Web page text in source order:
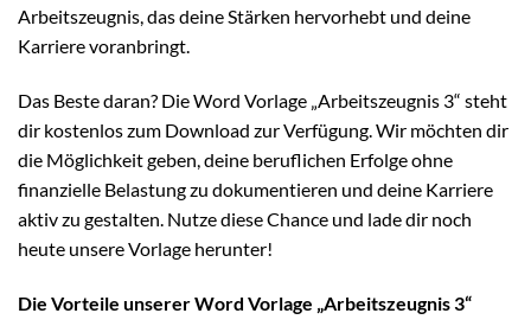
Arbeitszeugnis, das deine Stärken hervorhebt und deine
Karriere voranbringt.
Das Beste daran? Die Word Vorlage „Arbeitszeugnis 3“ steht
dir kostenlos zum Download zur Verfügung. Wir möchten dir
die Möglichkeit geben, deine beruflichen Erfolge ohne
finanzielle Belastung zu dokumentieren und deine Karriere
aktiv zu gestalten. Nutze diese Chance und lade dir noch
heute unsere Vorlage herunter!
Die Vorteile unserer Word Vorlage „Arbeitszeugnis 3“